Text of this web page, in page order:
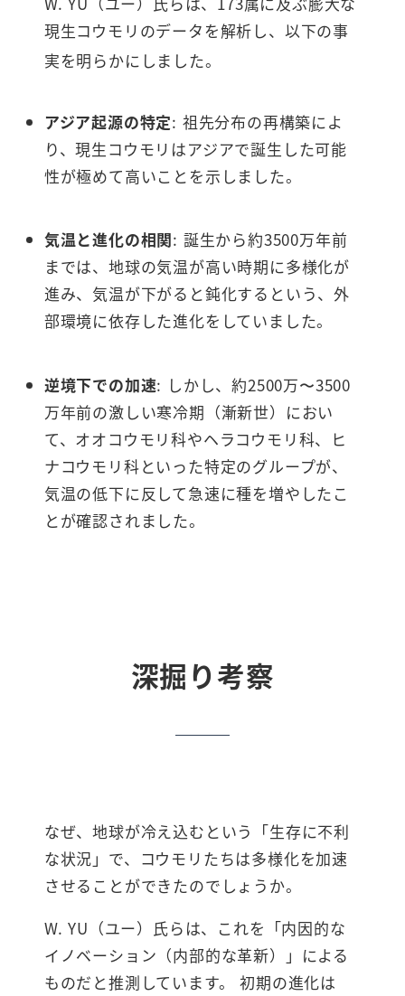
現生コウモリのデータを解析し、以下の事
実を明らかにしました。
アジア起源の特定: 祖先分布の再構築によ
り、現生コウモリはアジアで誕生した可能
性が極めて高いことを示しました。
気温と進化の相関: 誕生から約3500万年前
までは、地球の気温が高い時期に多様化が
進み、気温が下がると鈍化するという、外
部環境に依存した進化をしていました。
逆境下での加速: しかし、約2500万〜3500
万年前の激しい寒冷期（漸新世）におい
て、オオコウモリ科やヘラコウモリ科、ヒ
ナコウモリ科といった特定のグループが、
気温の低下に反して急速に種を増やしたこ
とが確認されました。
深掘り考察
なぜ、地球が冷え込むという「生存に不利
な状況」で、コウモリたちは多様化を加速
させることができたのでしょうか。
W. YU（ユー）氏らは、これを「内因的な
イノベーション（内部的な革新）」による
ものだと推測しています。 初期の進化は